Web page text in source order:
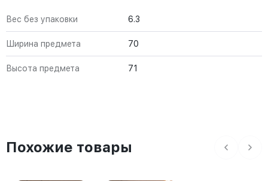
Вес без упаковки 6.3
Ширина предмета 70
Высота предмета 71
Похожие товары